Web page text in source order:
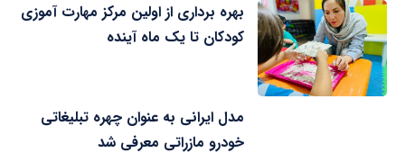
بهره برداری از اولین مرکز مهارت آموزی
کودکان تا یک ماه آینده
مدل ایرانی به عنوان چهره تبلیغاتی
خودرو مازراتی معرفی شد